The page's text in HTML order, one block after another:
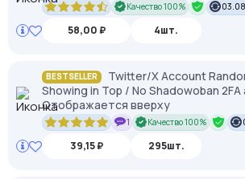
Качество 100%
58,00 ₽ 4шт.
BESTSELLER
Twitter/X Account
Showing in Top / No Shadowoban
Отображается вверху
1 Качество 100%
39,15 ₽ 295шт.